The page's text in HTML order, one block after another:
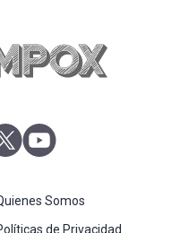
pestaña
en nueva pestaña
abre en nueva pestaña
Somos
de Privacidad